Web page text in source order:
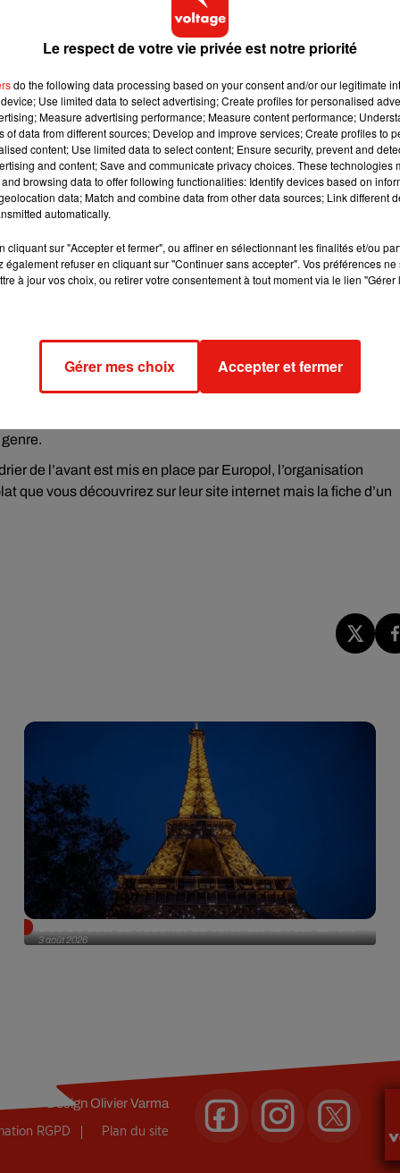
Borne. Deux policiers avaient été gravement brulés.
dit le gouvernement. Désormais ce «Vigipirate Plus»,
de deux : «Vigilance», «sécurité renforcée/risque
en cas d’attentat ou de menaces sérieuses. «Vigipirate
menaces, drones ou cyber-attaques. Des dispositifs
terroristes comme les fusillades, les attaques à l’explosif,
le SIDA. L’infection par le VIH se maintient à un niveau
avec 2.500 nouveaux cas découvert chaque année sur
continuent, elles, de progresser. La faute à l’absence ou le
santé publique..
de cadenas d’amour, enlevés des ponts des arts et de
récolté sera consacré à des actions de solidarité aux
24H pour la bonne cause. Ce soir à 18h30, Eric et son
le Téléthon. Les courageux qui souhaiteraient courir avec
de 5€.
"justifié". La Commission Européenne vient de publier
de l’avant est mis en place par Europol, l’organisation
que vous découvrirez sur leur site internet mais la fiche d’un
3 août 2026
DesignOlivier Varma
RGPD Plan du site
Le respect de votre vie privée est notre priorité
do the following data processing based on your consent and/or our legitimate
Use limited data to select advertising; Create profiles for personalised
Measure advertising performance; Measure content performance;
of data from different sources; Develop and improve services; Create profiles to
content; Use limited data to select content; Ensure security, prevent and
and content; Save and communicate privacy choices. These technologies
browsing data to offer following functionalities: Identify devices based on
data; Match and combine data from other data sources; Link different
automatically.
cliquant sur "Accepter et fermer", ou affiner en sélectionnant les finalités et/ou
également refuser en cliquant sur "Continuer sans accepter". Vos préférences
à jour vos choix, ou retirer votre consentement à tout moment via le lien
Gérer mes choix Accepter et fermer